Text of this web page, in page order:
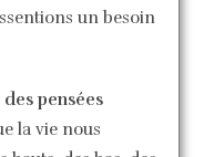
un besoin
pensées
la vie nous